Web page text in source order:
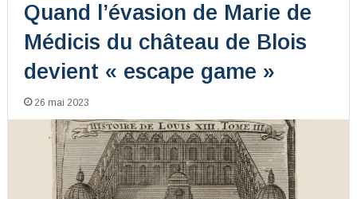
Quand l’évasion de Marie de
Médicis du château de Blois
devient « escape game »
26 mai 2023